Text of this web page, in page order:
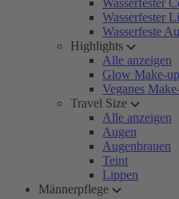
Wasserfester
Wasserfester
Wasserfeste
Highlights
Alle anzeigen
Glow Make-up
Veganes
Travel Size
Alle anzeigen
Augen
Augenbrauen
Teint
Lippen
Männerpflege